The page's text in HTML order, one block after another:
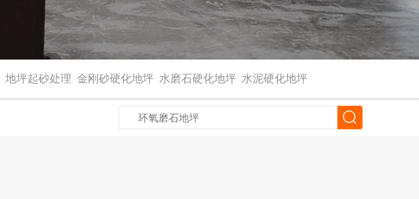
地坪起砂处理 金刚砂硬化地坪 水磨石硬化地坪 水泥硬化地坪